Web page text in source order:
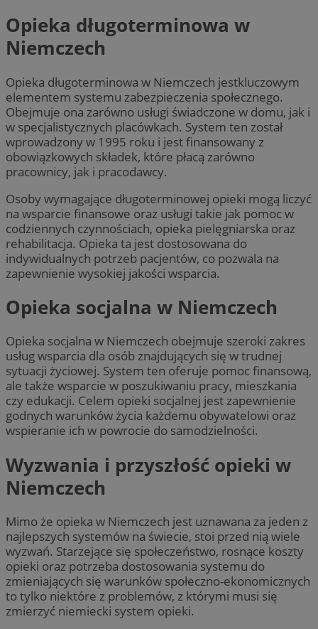
Opieka długoterminowa w
Niemczech
Opieka długoterminowa w Niemczech jestkluczowym
elementem systemu zabezpieczenia społecznego.
Obejmuje ona zarówno usługi świadczone w domu, jak i
w specjalistycznych placówkach. System ten został
wprowadzony w 1995 roku i jest finansowany z
obowiązkowych składek, które płacą zarówno
pracownicy, jak i pracodawcy.
Osoby wymagające długoterminowej opieki mogą liczyć
na wsparcie finansowe oraz usługi takie jak pomoc w
codziennych czynnościach, opieka pielęgniarska oraz
rehabilitacja. Opieka ta jest dostosowana do
indywidualnych potrzeb pacjentów, co pozwala na
zapewnienie wysokiej jakości wsparcia.
Opieka socjalna w Niemczech
Opieka socjalna w Niemczech obejmuje szeroki zakres
usług wsparcia dla osób znajdujących się w trudnej
sytuacji życiowej. System ten oferuje pomoc finansową,
ale także wsparcie w poszukiwaniu pracy, mieszkania
czy edukacji. Celem opieki socjalnej jest zapewnienie
godnych warunków życia każdemu obywatelowi oraz
wspieranie ich w powrocie do samodzielności.
Wyzwania i przyszłość opieki w
Niemczech
Mimo że opieka w Niemczech jest uznawana za jeden z
najlepszych systemów na świecie, stoi przed nią wiele
wyzwań. Starzejące się społeczeństwo, rosnące koszty
opieki oraz potrzeba dostosowania systemu do
zmieniających się warunków społeczno-ekonomicznych
to tylko niektóre z problemów, z którymi musi się
zmierzyć niemiecki system opieki.